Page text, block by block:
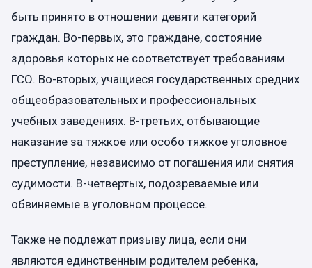
быть принято в отношении девяти категорий
граждан. Во-первых, это граждане, состояние
здоровья которых не соответствует требованиям
ГСО. Во-вторых, учащиеся государственных средних
общеобразовательных и профессиональных
учебных заведениях. В-третьих, отбывающие
наказание за тяжкое или особо тяжкое уголовное
преступление, независимо от погашения или снятия
судимости. В-четвертых, подозреваемые или
обвиняемые в уголовном процессе.
Также не подлежат призыву лица, если они
являются единственным родителем ребенка,